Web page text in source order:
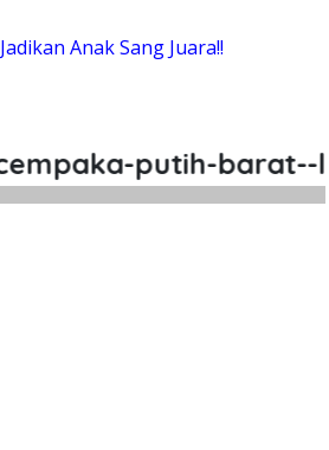
Jadikan Anak Sang Juara!!
putih-barat--
Putih
Putih Barat, Les, Privat,
Putih